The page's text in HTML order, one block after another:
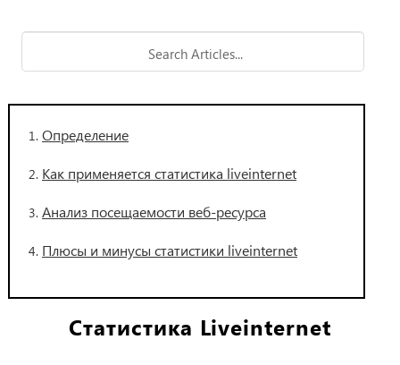
Определение
Как применяется статистика liveinternet
Анализ посещаемости веб-ресурса
Плюсы и минусы статистики liveinternet
Статистика Liveinternet